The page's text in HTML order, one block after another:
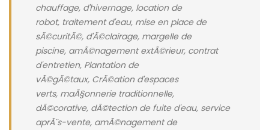
chauffage, d'hivernage, location de
robot, traitement d'eau, mise en place de
sÃ©curitÃ©, d'Ã©clairage, margelle de
piscine, amÃ©nagement extÃ©rieur, contrat
d'entretien, Plantation de
vÃ©gÃ©taux, CrÃ©ation d'espaces
verts, maÃ§onnerie traditionnelle,
dÃ©corative, dÃ©tection de fuite d'eau, service
aprÃ¨s-vente, amÃ©nagement de